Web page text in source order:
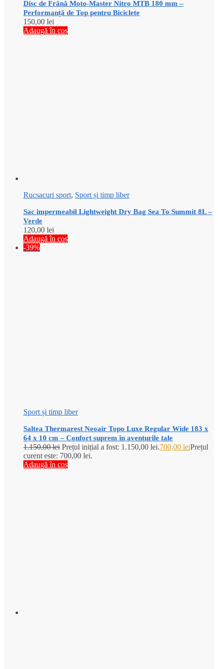
Disc de Frână Moto-Master Nitro MTB 180 mm –
Performanță de Top pentru Biciclete
150,00 lei
Adaugă în coș
Rucsacuri sport, Sport și timp liber
Sac impermeabil Lightweight Dry Bag Sea To Summit 8L –
Verde
120,00 lei
Adaugă în coș
-39%
Sport și timp liber
Saltea Thermarest Neoair Topo Luxe Regular Wide 183 x
64 x 10 cm – Confort suprem în aventurile tale
1.150,00lei Prețul inițial a fost: 1.150,00 lei.700,00 leiPrețul
curent este: 700,00 lei.
Adaugă în coș